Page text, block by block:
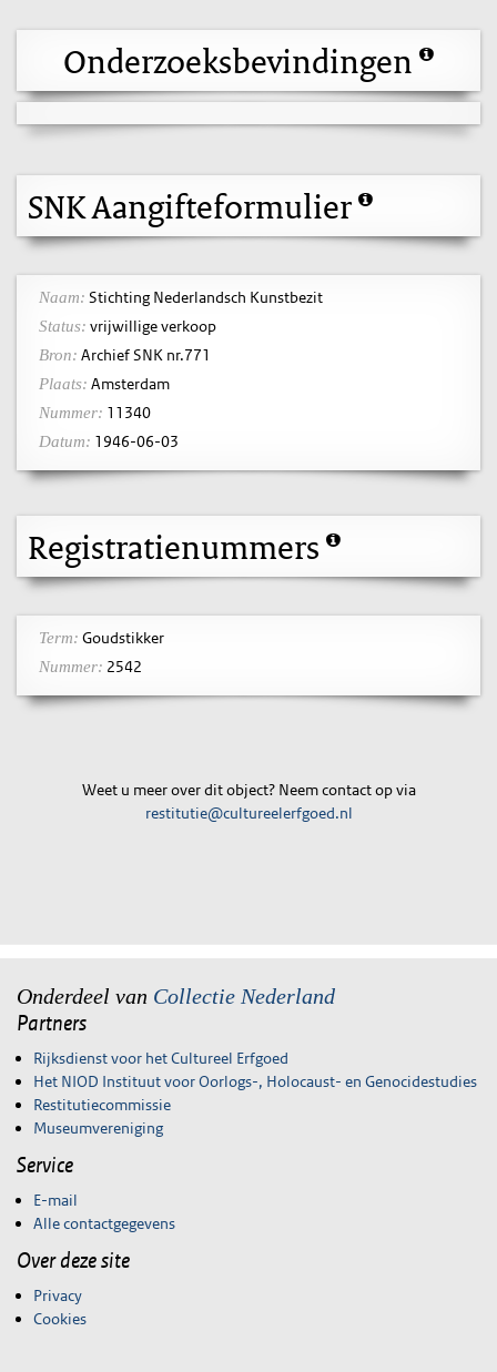
Onderzoeksbevindingen
SNK Aangifteformulier
Naam: Stichting Nederlandsch Kunstbezit
Status: vrijwillige verkoop
Bron: Archief SNK nr.771
Plaats: Amsterdam
Nummer: 11340
Datum: 1946-06-03
Registratienummers
Term: Goudstikker
Nummer: 2542
Weet u meer over dit object? Neem contact op via
restitutie@cultureelerfgoed.nl
Onderdeel van Collectie Nederland
Partners
Rijksdienst voor het Cultureel Erfgoed
Het NIOD Instituut voor Oorlogs-, Holocaust- en Genocidestudies
Restitutiecommissie
Museumvereniging
Service
E-mail
Alle contactgegevens
Over deze site
Privacy
Cookies